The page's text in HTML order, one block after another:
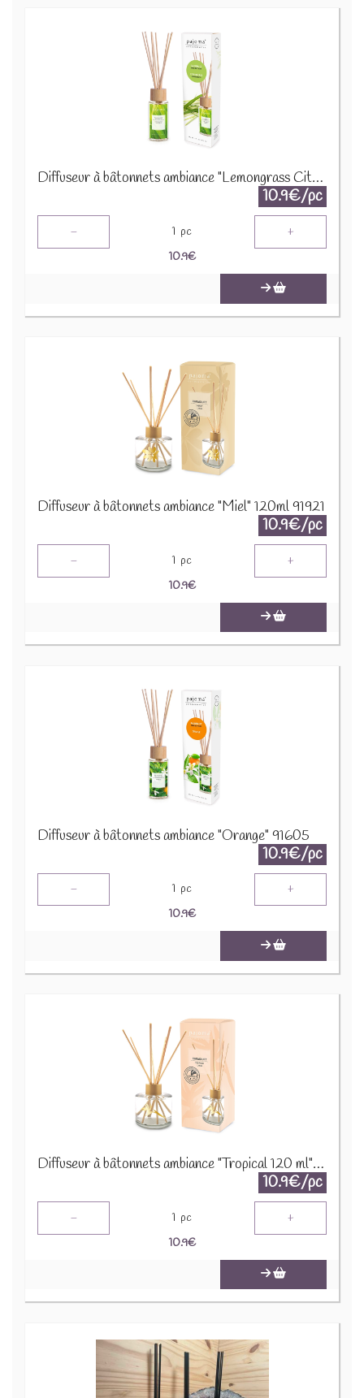
Diffuseur à bâtonnets ambiance "Lemongrass Citronnelle " 9160
10.9€/pc
- 1 pc +
10.9€
Diffuseur à bâtonnets ambiance "Miel" 120ml 91921
10.9€/pc
- 1 pc +
10.9€
Diffuseur à bâtonnets ambiance "Orange" 91605
10.9€/pc
- 1 pc +
10.9€
Diffuseur à bâtonnets ambiance "Tropical 120 ml" 120ml 91816
10.9€/pc
- 1 pc +
10.9€